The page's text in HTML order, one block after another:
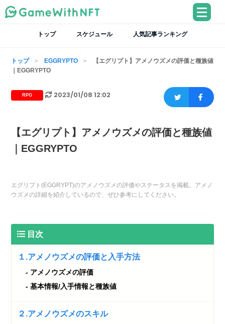
トップ スケジュール 人気記事ランキング
トップ EGGRYPTO
【エグリプト】アメノウズメの評価と種族値
｜EGGRYPTO
RPG 2023/01/08 12:02
【エグリプト】アメノウズメの評価と種族値
｜EGGRYPTO
エグリプト(EGGRYPT)のアメノウズメの評価やステータスを掲載。アメノ
ウズメの詳細を紹介しているので、ぜひ参考にしてください。
目次
１.アメノウズメの評価と入手方法
アメノウズメの評価
基本情報/入手情報と種族値
２.アメノウズメのスキル